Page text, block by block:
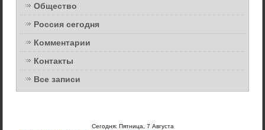
Общество
Россия сегодня
Комментарии
Контакты
Все записи
Сегодня: Пятница, 7 Августа